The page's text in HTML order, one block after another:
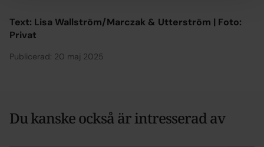
Text: Lisa Wallström/Marczak & Utterström | Foto:
Privat
Publicerad: 20 maj 2025
Du kanske också är intresserad av